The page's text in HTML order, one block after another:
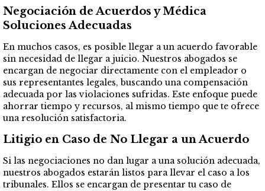
Negociación de Acuerdos y Médica
Soluciones Adecuadas
En muchos casos, es posible llegar a un acuerdo favorable
sin necesidad de llegar a juicio. Nuestros abogados se
encargan de negociar directamente con el empleador o
sus representantes legales, buscando una compensación
adecuada por las violaciones sufridas. Este enfoque puede
ahorrar tiempo y recursos, al mismo tiempo que te ofrece
una resolución satisfactoria.
Litigio en Caso de No Llegar a un Acuerdo
Si las negociaciones no dan lugar a una solución adecuada,
nuestros abogados estarán listos para llevar el caso a los
tribunales. Ellos se encargan de presentar tu caso de